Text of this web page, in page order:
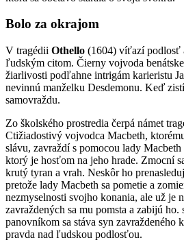
Bolo za okrajom
V tragédii Othello (1604) víťazí podlosť
ľudským citom. Čierny vojvoda
žiarlivosti podľahne intrigám karieristu
nevinnú manželku Desdemonu. Keď
samovraždu.
Zo školského prostredia čerpá námet
Ctižiadostivý vojvodca Macbeth,
slávu, zavraždí s pomocou lady
ktorý je hosťom na jeho hrade. Zmocní
krutý tyran a vrah. Neskôr ho
pretože lady Macbeth sa pometie a
nezmyselnosti svojho konania, ale už je
zavraždených sa mu pomsta a zabijú
panovníkom sa stáva syn
pravda nad ľudskou podlosťou.